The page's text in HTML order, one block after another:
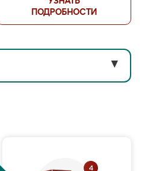
ПОДРОБНОСТИ
▼